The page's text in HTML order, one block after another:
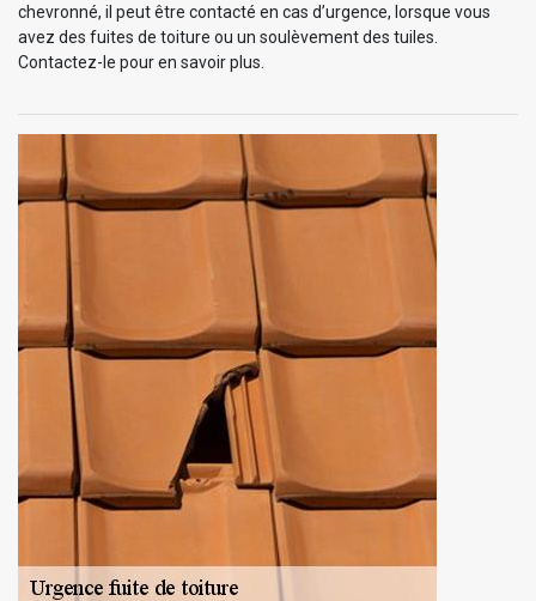
chevronné, il peut être contacté en cas d’urgence, lorsque vous
avez des fuites de toiture ou un soulèvement des tuiles.
Contactez-le pour en savoir plus.